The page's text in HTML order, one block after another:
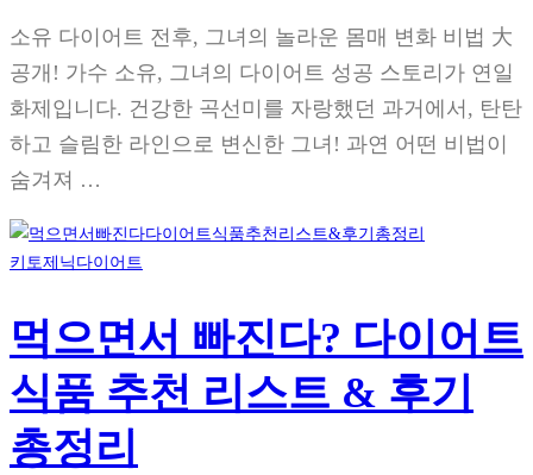
소유 다이어트 전후, 그녀의 놀라운 몸매 변화 비법 大
공개! 가수 소유, 그녀의 다이어트 성공 스토리가 연일
화제입니다. 건강한 곡선미를 자랑했던 과거에서, 탄탄
하고 슬림한 라인으로 변신한 그녀! 과연 어떤 비법이
숨겨져 …
키토제닉다이어트
먹으면서 빠진다? 다이어트
식품 추천 리스트 & 후기
총정리